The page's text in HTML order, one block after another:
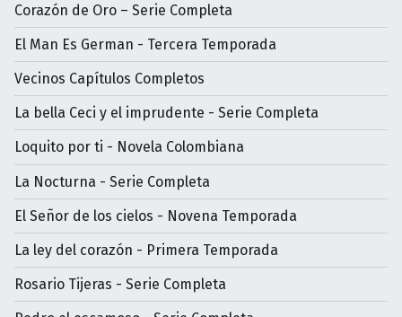
Corazón de Oro – Serie Completa
El Man Es German - Tercera Temporada
Vecinos Capítulos Completos
La bella Ceci y el imprudente - Serie Completa
Loquito por ti - Novela Colombiana
La Nocturna - Serie Completa
El Señor de los cielos - Novena Temporada
La ley del corazón - Primera Temporada
Rosario Tijeras - Serie Completa